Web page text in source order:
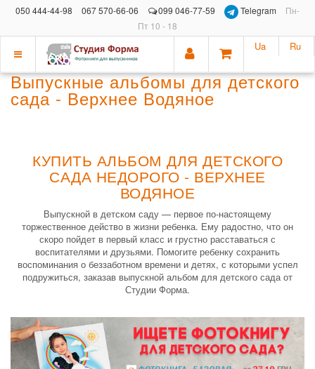
050 444-44-98 067 570-66-06 099 046-77-59 Telegram
Пн-
Пт 10 - 18
Показать
меню
Ua Ru
Выпускные альбомы для детского
сада - Верхнее Водяное
КУПИТЬ АЛЬБОМ ДЛЯ ДЕТСКОГО
САДА НЕДОРОГО - ВЕРХНЕЕ
ВОДЯНОЕ
Выпускной в детском саду — первое по-настоящему
торжественное действо в жизни ребенка. Ему радостно, что он
скоро пойдет в первый класс и грустно расставаться с
воспитателями и друзьями. Помогите ребенку сохранить
воспоминания о беззаботном времени и детях, с которыми успел
подружиться, заказав выпускной альбом для детского сада от
Студии Форма.